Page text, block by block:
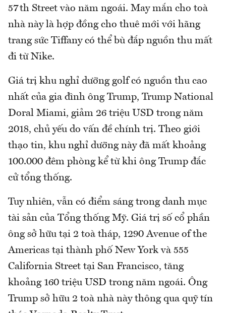
57th Street vào năm ngoái. May mắn cho toà
nhà này là hợp đồng cho thuê mới với hãng
trang sức Tiffany có thể bù đắp nguồn thu mất
đi từ Nike.
Giá trị khu nghỉ dưỡng golf có nguồn thu cao
nhất của gia đình ông Trump, Trump National
Doral Miami, giảm 26 triệu USD trong năm
2018, chủ yếu do vấn đề chính trị. Theo giới
thạo tin, khu nghỉ dưỡng này đã mất khoảng
100.000 đêm phòng kể từ khi ông Trump đắc
cử tổng thống.
Tuy nhiên, vẫn có điểm sáng trong danh mục
tài sản của Tổng thống Mỹ. Giá trị số cổ phần
ông sở hữu tại 2 toà tháp, 1290 Avenue of the
Americas tại thành phố New York và 555
California Street tại San Francisco, tăng
khoảng 160 triệu USD trong năm ngoái. Ông
Trump sở hữu 2 toà nhà này thông qua quỹ tín